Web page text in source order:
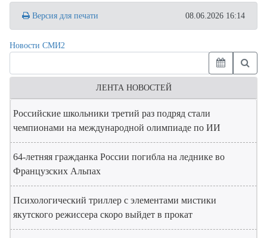
Версия для печати 08.06.2026 16:14
Новости СМИ2
ЛЕНТА НОВОСТЕЙ
Российские школьники третий раз подряд стали
чемпионами на международной олимпиаде по ИИ
64-летняя гражданка России погибла на леднике во
Французских Альпах
Психологический триллер с элементами мистики
якутского режиссера скоро выйдет в прокат